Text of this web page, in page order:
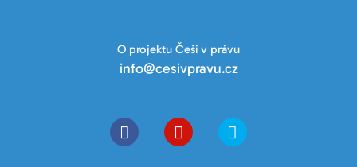
O projektu Češi v právu
info@cesivpravu.cz